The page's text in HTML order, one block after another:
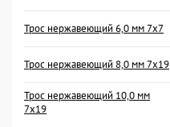
Трос нержавеющий 6,0 мм 7x7
Трос нержавеющий 8,0 мм 7x19
Трос нержавеющий 10,0 мм
7x19